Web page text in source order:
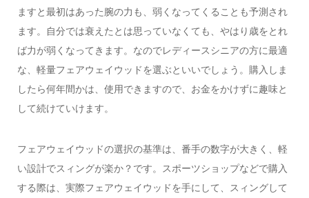
ますと最初はあった腕の力も、弱くなってくることも予測され
ます。自分では衰えたとは思っていなくても、やはり歳をとれ
ば力が弱くなってきます。なのでレディースシニアの方に最適
な、軽量フェアウェイウッドを選ぶといいでしょう。購入しま
したら何年間かは、使用できますので、お金をかけずに趣味と
して続けていけます。
フェアウェイウッドの選択の基準は、番手の数字が大きく、軽
い設計でスィングが楽か？です。スポーツショップなどで購入
する際は、実際フェアウェイウッドを手にして、スィングして